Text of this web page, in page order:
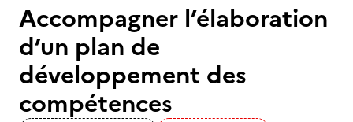
Accompagner l’élaboration
d’un plan de
développement des
compétences